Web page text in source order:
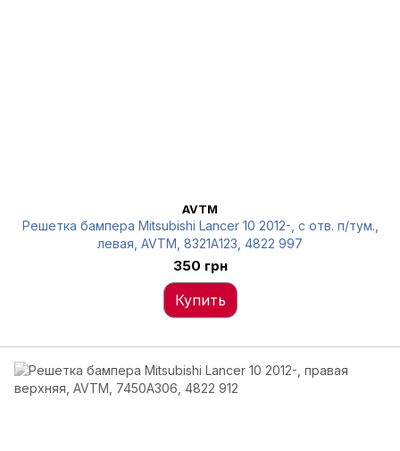
AVTM
Решетка бампера Mitsubishi Lancer 10 2012-, с отв. п/тум.,
левая, AVTM, 8321A123, 4822 997
350 грн
Купить